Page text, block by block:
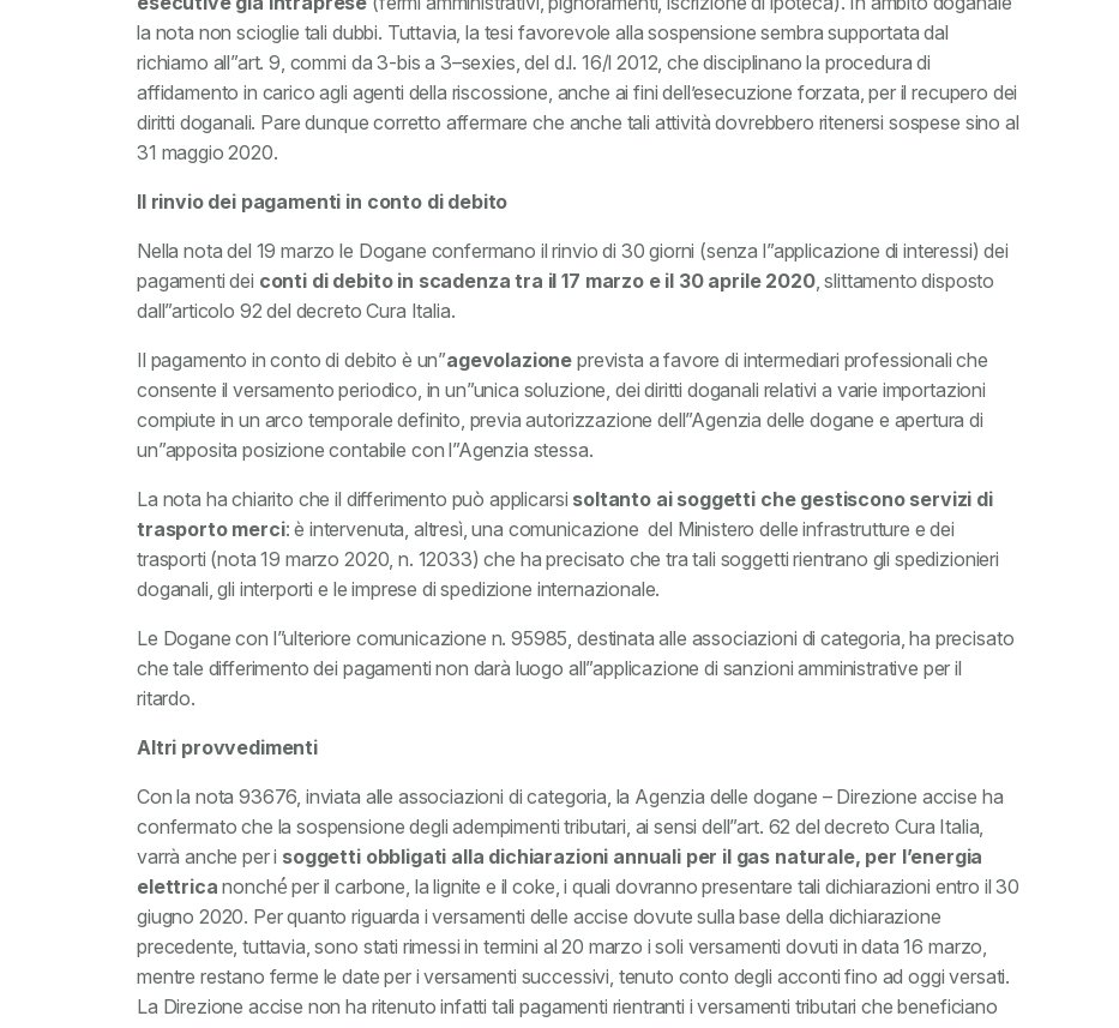
la nota non scioglie tali dubbi. Tuttavia, la tesi favorevole alla sospensione sembra supportata dal
richiamo all”art. 9, commi da 3-bis a 3–sexies, del d.l. 16/l 2012, che disciplinano la procedura di
affidamento in carico agli agenti della riscossione, anche ai fini dell’esecuzione forzata, per il recupero dei
diritti doganali. Pare dunque corretto affermare che anche tali attività dovrebbero ritenersi sospese sino al
31 maggio 2020.
Il rinvio dei pagamenti in conto di debito
Nella nota del 19 marzo le Dogane confermano il rinvio di 30 giorni (senza l”applicazione di interessi) dei
pagamenti dei conti di debito in scadenza tra il 17 marzo e il 30 aprile 2020, slittamento disposto
dall”articolo 92 del decreto Cura Italia.
Il pagamento in conto di debito è un”agevolazione prevista a favore di intermediari professionali che
consente il versamento periodico, in un”unica soluzione, dei diritti doganali relativi a varie importazioni
compiute in un arco temporale definito, previa autorizzazione dell”Agenzia delle dogane e apertura di
un”apposita posizione contabile con l”Agenzia stessa.
La nota ha chiarito che il differimento può applicarsi soltanto ai soggetti che gestiscono servizi di
trasporto merci: è intervenuta, altresì, una comunicazione del Ministero delle infrastrutture e dei
trasporti (nota 19 marzo 2020, n. 12033) che ha precisato che tra tali soggetti rientrano gli spedizionieri
doganali, gli interporti e le imprese di spedizione internazionale.
Le Dogane con l”ulteriore comunicazione n. 95985, destinata alle associazioni di categoria, ha precisato
che tale differimento dei pagamenti non darà luogo all”applicazione di sanzioni amministrative per il
ritardo.
Altri provvedimenti
Con la nota 93676, inviata alle associazioni di categoria, la Agenzia delle dogane – Direzione accise ha
confermato che la sospensione degli adempimenti tributari, ai sensi dell”art. 62 del decreto Cura Italia,
varrà anche per i soggetti obbligati alla dichiarazioni annuali per il gas naturale, per l’energia
elettrica nonché́ per il carbone, la lignite e il coke, i quali dovranno presentare tali dichiarazioni entro il 30
giugno 2020. Per quanto riguarda i versamenti delle accise dovute sulla base della dichiarazione
precedente, tuttavia, sono stati rimessi in termini al 20 marzo i soli versamenti dovuti in data 16 marzo,
mentre restano ferme le date per i versamenti successivi, tenuto conto degli acconti fino ad oggi versati.
La Direzione accise non ha ritenuto infatti tali pagamenti rientranti i versamenti tributari che beneficiano